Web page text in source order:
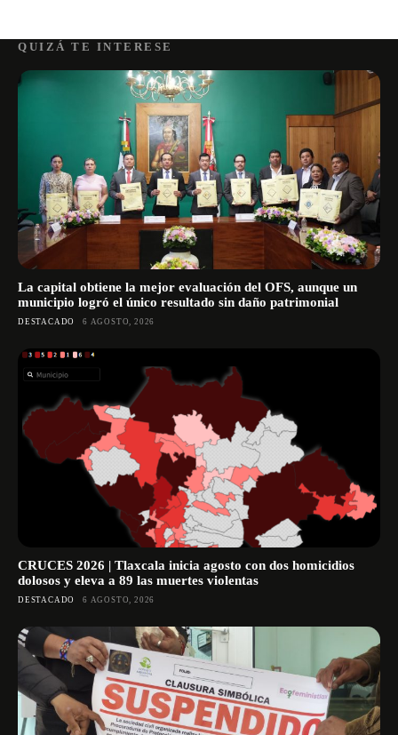
QUIZÁ TE INTERESE
La capital obtiene la mejor evaluación del OFS, aunque un
municipio logró el único resultado sin daño patrimonial
DESTACADO 6 AGOSTO, 2026
CRUCES 2026 | Tlaxcala inicia agosto con dos homicidios
dolosos y eleva a 89 las muertes violentas
DESTACADO 6 AGOSTO, 2026